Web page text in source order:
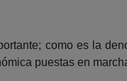
como es la
puestas en